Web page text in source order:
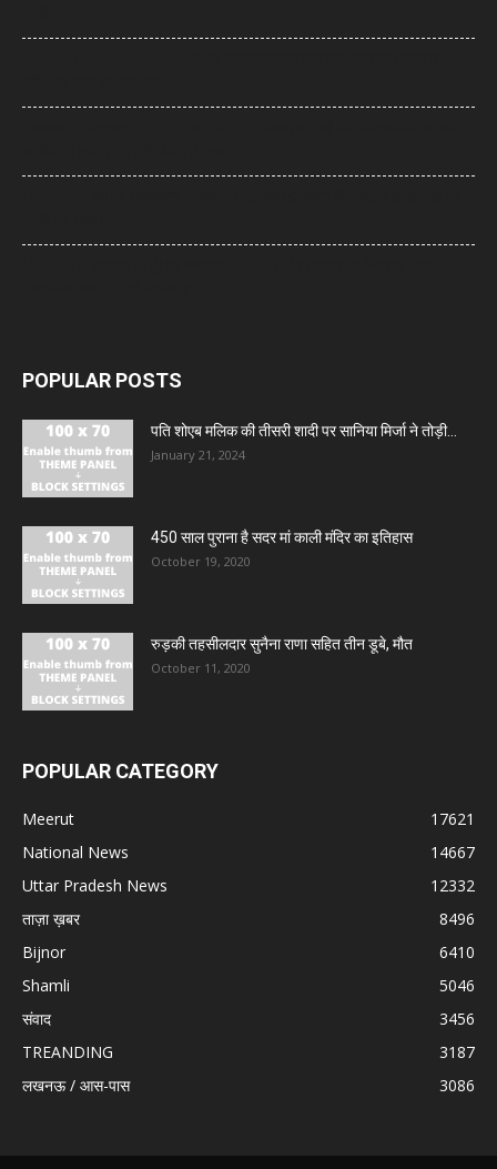
POPULAR POSTS
पति शोएब मलिक की तीसरी शादी पर सानिया मिर्जा ने तोड़ी...
January 21, 2024
450 साल पुराना है सदर मां काली मंदिर का इतिहास
October 19, 2020
रुड़की तहसीलदार सुनैना राणा सहित तीन डूबे, मौत
October 11, 2020
POPULAR CATEGORY
Meerut
17621
National News
14667
Uttar Pradesh News
12332
ताज़ा ख़बर
8496
Bijnor
6410
Shamli
5046
संवाद
3456
TREANDING
3187
लखनऊ / आस-पास
3086